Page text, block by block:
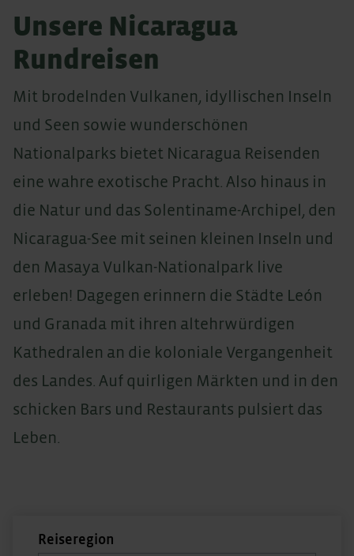
Unsere Nicaragua
Rundreisen
Mit brodelnden Vulkanen, idyllischen Inseln
und Seen sowie wunderschönen
Nationalparks bietet Nicaragua Reisenden
eine wahre exotische Pracht. Also hinaus in
die Natur und das Solentiname-Archipel, den
Nicaragua-See mit seinen kleinen Inseln und
den Masaya Vulkan-Nationalpark live
erleben! Dagegen erinnern die Städte León
und Granada mit ihren altehrwürdigen
Kathedralen an die koloniale Vergangenheit
des Landes. Auf quirligen Märkten und in den
schicken Bars und Restaurants pulsiert das
Leben.
Reiseregion